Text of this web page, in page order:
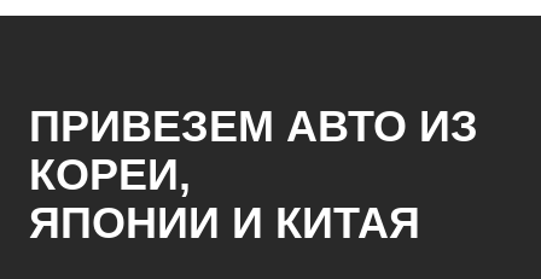
ПРИВЕЗЕМ АВТО ИЗ
КОРЕИ,
ЯПОНИИ И КИТАЯ